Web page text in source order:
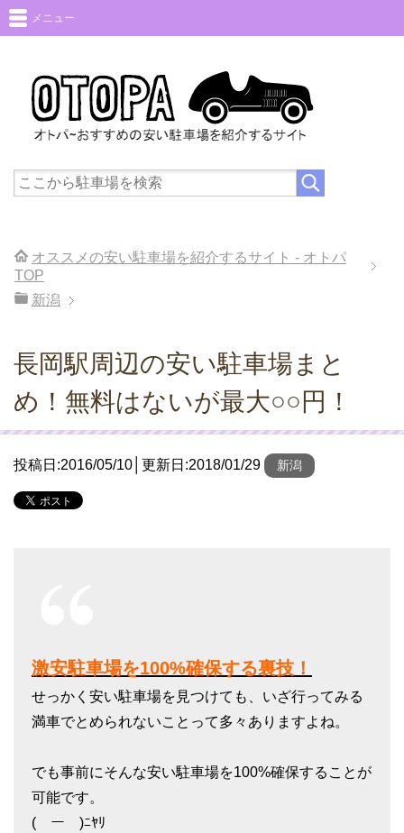
メニュー
オススメの安い駐車場を紹介するサイト - オトパ
TOP
新潟
長岡駅周辺の安い駐車場まと
め！無料はないが最大○○円！
投稿日:2016/05/10 │更新日:2018/01/29 新潟
激安駐車場を100%確保する裏技！
せっかく安い駐車場を見つけても、いざ行ってみる
満車でとめられないことって多々ありますよね。
でも事前にそんな安い駐車場を100%確保することが
可能です。
(￣ー￣)ﾆﾔﾘ